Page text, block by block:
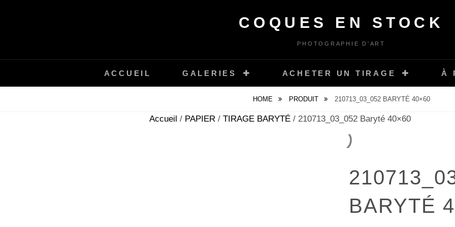
COQUES EN STOCK
PHOTOGRAPHIE D'ART
ACCUEIL GALERIES ACHETER UN TIRAGE À
HOME PRODUIT 210713_03_052 BARYTÉ 40×60
Accueil / PAPIER / TIRAGE BARYTÉ / 210713_03_052 Baryté 40×60
BARYTÉ